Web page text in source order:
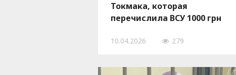
Токмака, которая
перечислила ВСУ 1000 грн
10.04.2026 279